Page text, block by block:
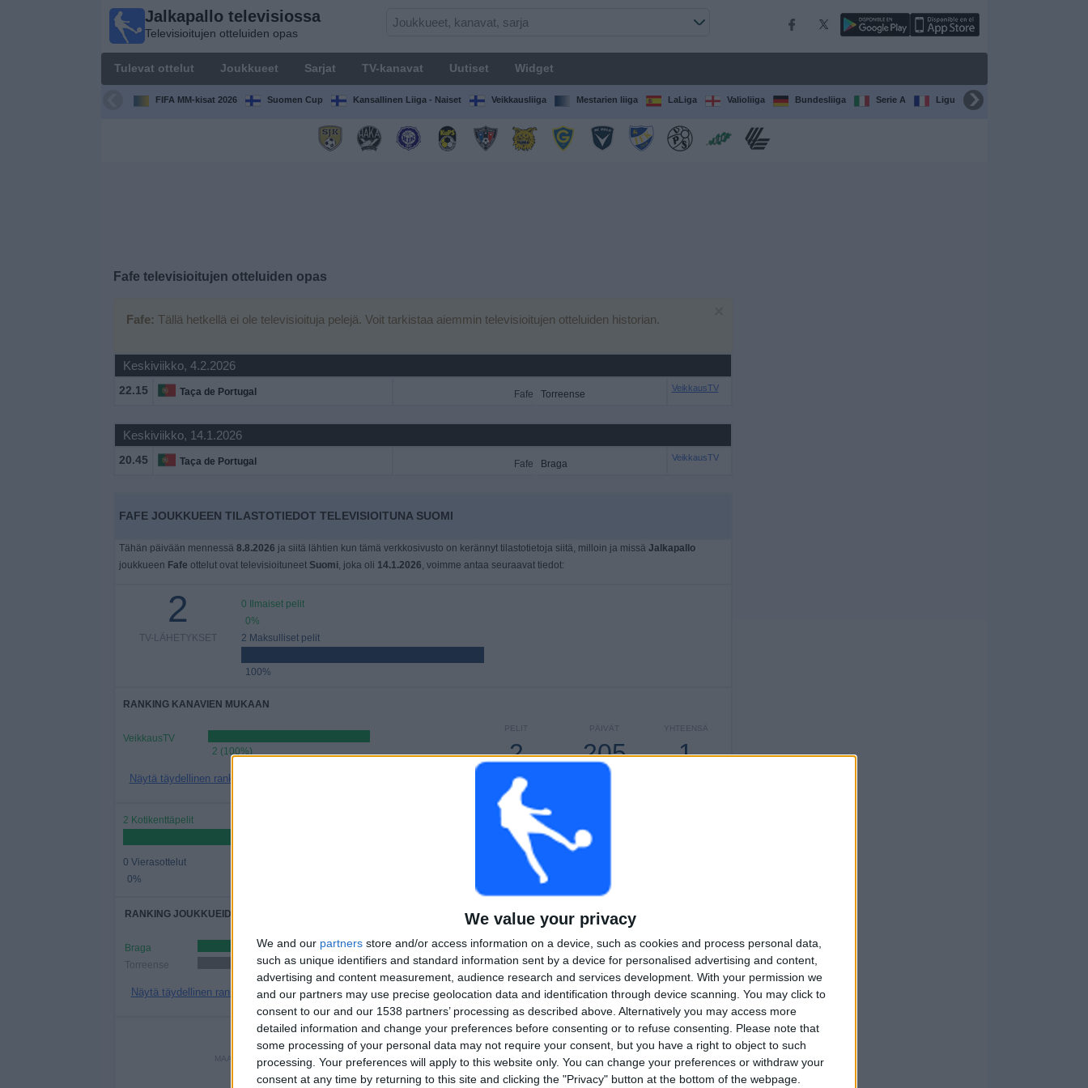
We value your privacy
We and our partners store and/or access information on a device, such as cookies and process personal data,
such as unique identifiers and standard information sent by a device for personalised advertising and content,
advertising and content measurement, audience research and services development. With your permission we
and our partners may use precise geolocation data and identification through device scanning. You may click to
consent to our and our 1538 partners’ processing as described above. Alternatively you may access more
detailed information and change your preferences before consenting or to refuse consenting.
Please note that
some processing of your personal data may not require your consent, but you have a right to object to such
processing. Your preferences will apply to this website only. You can change your preferences or withdraw your
consent at any time by returning to this site and clicking the "Privacy" button at the bottom of the webpage.
Jalkapallo televisiossa
Televisioitujen otteluiden opas
Tulevat ottelut Joukkueet Sarjat TV-kanavat Uutiset Widget
FIFA MM-kisat 2026 Suomen Cup Kansallinen Liiga - Naiset Veikkausliiga Mestarien liiga LaLiga Valioliiga Bundesliiga Serie A Ligue 1
Fafe televisioitujen otteluiden opas
Fafe: Tällä hetkellä ei ole televisioituja pelejä. Voit tarkistaa aiemmin televisioitujen otteluiden historian.
Keskiviikko, 4.2.2026
22.15 Taça de Portugal Fafe Torreense
VeikkausTV
Keskiviikko, 14.1.2026
20.45 Taça de Portugal Fafe Braga
VeikkausTV
FAFE JOUKKUEEN TILASTOTIEDOT TELEVISIOITUNA SUOMI
Tähän päivään mennessä 8.8.2026 ja siitä lähtien kun tämä verkkosivusto on kerännyt tilastotietoja siitä, milloin ja missä Jalkapallo
joukkueen Fafe ottelut ovat televisioituneet Suomi, joka oli 14.1.2026, voimme antaa seuraavat tiedot:
2
TV-LÄHETYKSET
0 Ilmaiset pelit
0%
2 Maksulliset pelit
100%
RANKING KANAVIEN MUKAAN
VeikkausTV
2 (100%)
Näytä täydellinen ranking
YHTEENSÄ
1
PÄIVÄT
205
PELIT
2
PERÄKKÄISET
MAKSUPELIT
2 Kotikenttäpelit
0 Vierasottelut
0%
YHTEENSÄ
1
KILPAILUT
RANKING JOUKKUEIDEN MUKAAN
Braga
1 (50%)
Torreense
1 (50%)
Näytä täydellinen ranking
RANKING KILPAILUJEN MUKAAN
Taça de Portugal 2 (100%)
Näytä täydellinen ranking
PELIT VIIKONPÄIVIEN MUKAAN
MAANANTAI TIISTAI KESKIVIIKKO TORSTAI PERJANTAI LAUANTAI SUKUPUOLI
Jalkapallo
televisiossa
Televisioitujen
otteluiden opas